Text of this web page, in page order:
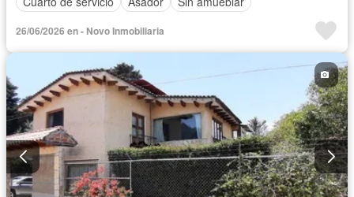
26/06/2026 en - Novo Inmobiliaria